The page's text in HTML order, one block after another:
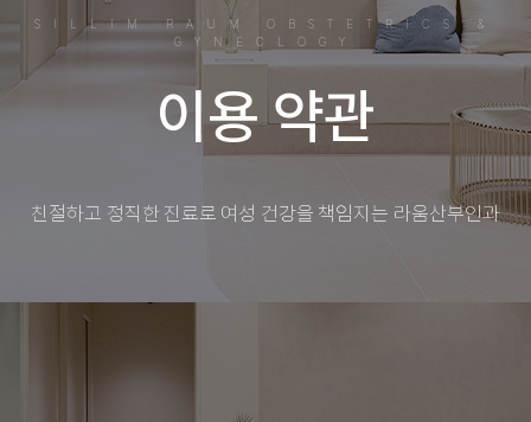
SILLIM RAUM OBSTETRICS &
GYNECLOGY
이용 약관
친절하고 정직한 진료로 여성 건강을 책임지는 라움산부인과